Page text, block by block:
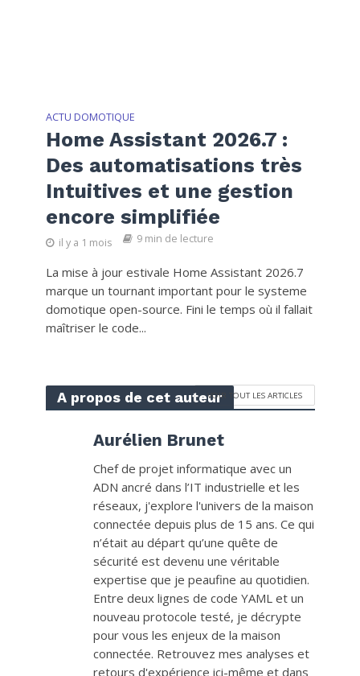
ACTU DOMOTIQUE
Home Assistant 2026.7 :
Des automatisations très
Intuitives et une gestion
encore simplifiée
il y a 1 mois 9 min de lecture
La mise à jour estivale Home Assistant 2026.7
marque un tournant important pour le systeme
domotique open-source. Fini le temps où il fallait
maîtriser le code...
A propos de cet auteurVOIR TOUT LES ARTICLES
Aurélien Brunet
Chef de projet informatique avec un
ADN ancré dans l’IT industrielle et les
réseaux, j'explore l'univers de la maison
connectée depuis plus de 15 ans. Ce qui
n’était au départ qu’une quête de
sécurité est devenu une véritable
expertise que je peaufine au quotidien.
Entre deux lignes de code YAML et un
nouveau protocole testé, je décrypte
pour vous les enjeux de la maison
connectée. Retrouvez mes analyses et
retours d'expérience ici-même et dans